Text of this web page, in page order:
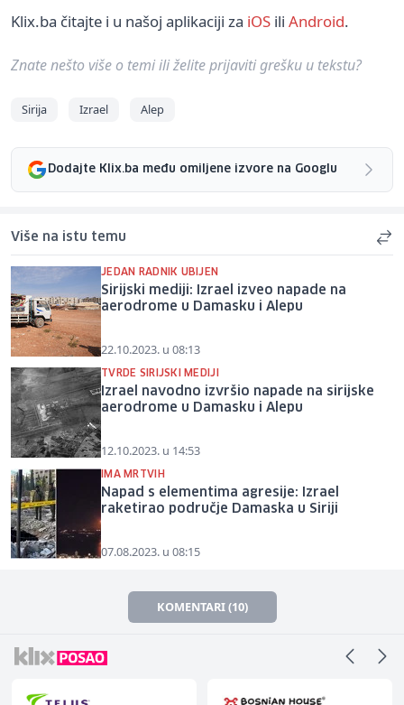
Klix.ba čitajte i u našoj aplikaciji za iOS ili Android.
Znate nešto više o temi ili želite prijaviti grešku u tekstu?
Sirija Izrael Alep
Dodajte Klix.ba među omiljene izvore na Googlu
Više na istu temu
JEDAN RADNIK UBIJEN
Sirijski mediji: Izrael izveo napade na
aerodrome u Damasku i Alepu
22.10.2023. u 08:13
TVRDE SIRIJSKI MEDIJI
Izrael navodno izvršio napade na sirijske
aerodrome u Damasku i Alepu
12.10.2023. u 14:53
IMA MRTVIH
Napad s elementima agresije: Izrael
raketirao područje Damaska u Siriji
07.08.2023. u 08:15
KOMENTARI (10)